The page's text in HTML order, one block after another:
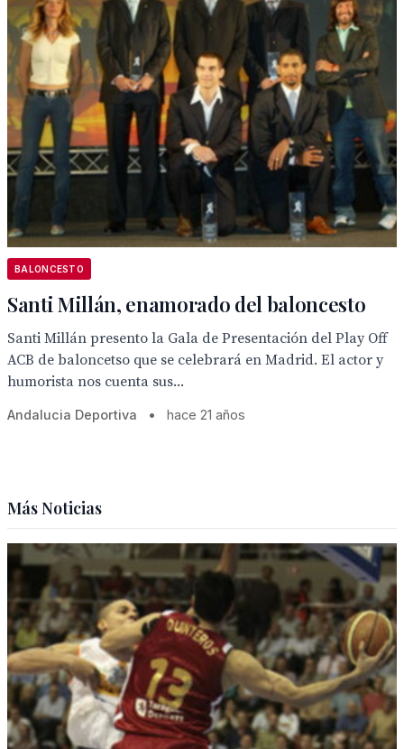
BALONCESTO
Santi Millán, enamorado del baloncesto
Santi Millán presento la Gala de Presentación del Play Off
ACB de baloncetso que se celebrará en Madrid. El actor y
humorista nos cuenta sus...
Andalucia Deportiva • hace 21 años
Más Noticias